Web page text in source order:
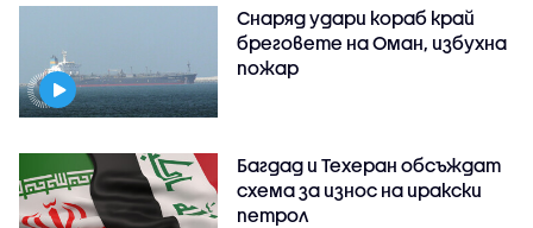
Снаряд удари кораб край
бреговете на Оман, избухна
пожар
Багдад и Техеран обсъждат
схема за износ на иракски
петрол